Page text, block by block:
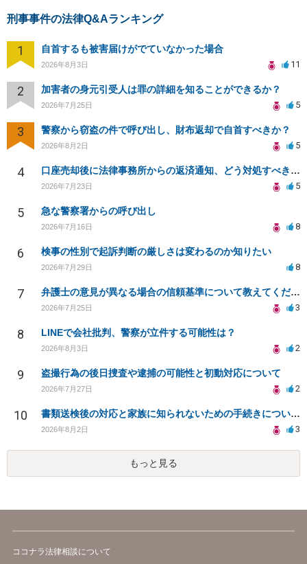
刑事事件の法律Q&Aランキング
1 自首するも被害届けがでていなかった場合
2026年8月3日 11
2 加害者の身元引受人は罪の詳細を知ることができるか？
2026年7月25日 5
3 警察から窃盗の件で呼び出し、財布返却で自首すべきか？
2026年8月2日 5
4 口座売却後に法律事務所からの返済通知、どう対処すべきか？
2026年7月23日 5
5 急な警察署からの呼び出し
2026年7月16日 8
6 検事の性別で起訴判断の厳しさは変わるのか知りたい
2026年7月29日 8
7 弁護士の意見が異なる場合の信頼基準について教えてください
2026年7月25日 3
8 LINEで会社批判、警察が立件する可能性は？
2026年8月3日 2
9 盗撮行為の後日捜査や逮捕の可能性と初動対応について
2026年7月27日 2
10 書類送検後の対応と家族に知られないための手続きについて相談
2026年8月2日 3
もっと見る
ココナラ法律相談について